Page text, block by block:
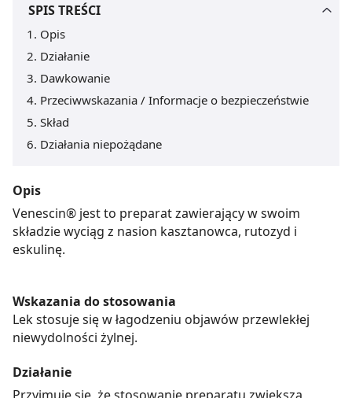
SPIS TREŚCI
Opis
Działanie
Dawkowanie
Przeciwwskazania / Informacje o bezpieczeństwie
Skład
Działania niepożądane
Opis
Venescin® jest to preparat zawierający w swoim
składzie wyciąg z nasion kasztanowca, rutozyd i
eskulinę.
Wskazania do stosowania
Lek stosuje się w łagodzeniu objawów przewlekłej
niewydolności żylnej.
Działanie